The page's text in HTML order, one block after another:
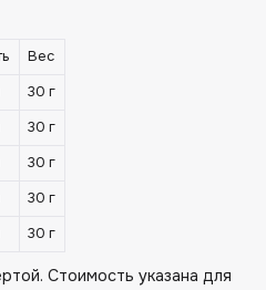
Вес
30 г
30 г
30 г
30 г
30 г
Стоимость указана для